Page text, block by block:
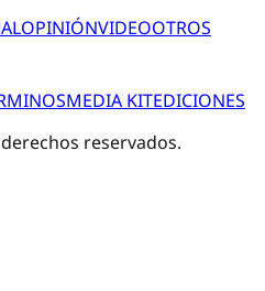
OPINIÓNVIDEOOTROS
MEDIA KITEDICIONES
reservados.